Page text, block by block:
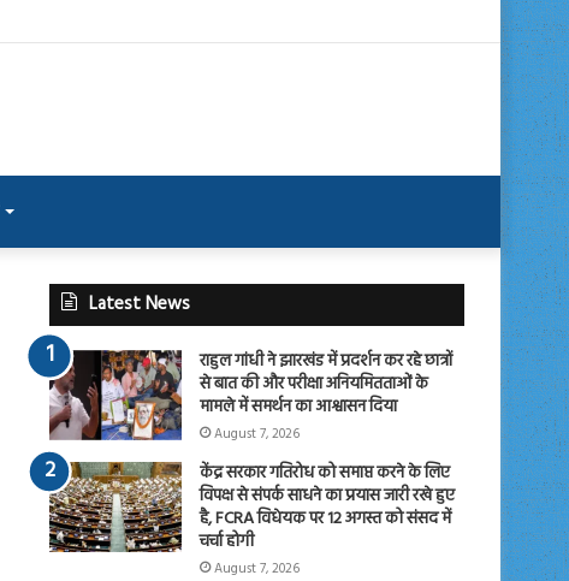
Latest News
राहुल गांधी ने झारखंड में प्रदर्शन कर रहे छात्रों
से बात की और परीक्षा अनियमितताओं के
मामले में समर्थन का आश्वासन दिया
August 7, 2026
केंद्र सरकार गतिरोध को समाप्त करने के लिए
विपक्ष से संपर्क साधने का प्रयास जारी रखे हुए
है, FCRA विधेयक पर 12 अगस्त को संसद में
चर्चा होगी
August 7, 2026